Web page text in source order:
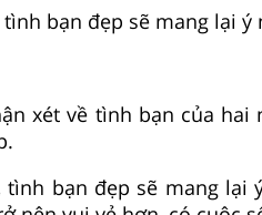
tình bạn đẹp sẽ mang lại
xét về tình bạn của
tình bạn đẹp sẽ mang